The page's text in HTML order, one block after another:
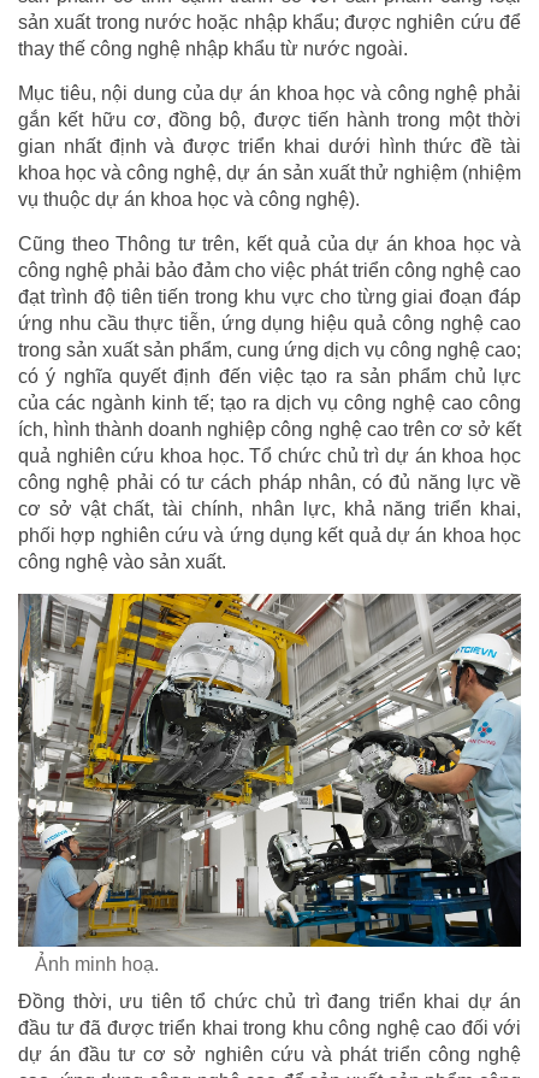
sản xuất trong nước hoặc nhập khẩu; được nghiên cứu để
thay thế công nghệ nhập khẩu từ nước ngoài.
Mục tiêu, nội dung của dự án khoa học và công nghệ phải
gắn kết hữu cơ, đồng bộ, được tiến hành trong một thời
gian nhất định và được triển khai dưới hình thức đề tài
khoa học và công nghệ, dự án sản xuất thử nghiệm (nhiệm
vụ thuộc dự án khoa học và công nghệ).
Cũng theo Thông tư trên, kết quả của dự án khoa học và
công nghệ phải bảo đảm cho việc phát triển công nghệ cao
đạt trình độ tiên tiến trong khu vực cho từng giai đoạn đáp
ứng nhu cầu thực tiễn, ứng dụng hiệu quả công nghệ cao
trong sản xuất sản phẩm, cung ứng dịch vụ công nghệ cao;
có ý nghĩa quyết định đến việc tạo ra sản phẩm chủ lực
của các ngành kinh tế; tạo ra dịch vụ công nghệ cao công
ích, hình thành doanh nghiệp công nghệ cao trên cơ sở kết
quả nghiên cứu khoa học. Tổ chức chủ trì dự án khoa học
công nghệ phải có tư cách pháp nhân, có đủ năng lực về
cơ sở vật chất, tài chính, nhân lực, khả năng triển khai,
phối hợp nghiên cứu và ứng dụng kết quả dự án khoa học
công nghệ vào sản xuất.
Ảnh minh hoạ.
Đồng thời, ưu tiên tổ chức chủ trì đang triển khai dự án
đầu tư đã được triển khai trong khu công nghệ cao đối với
dự án đầu tư cơ sở nghiên cứu và phát triển công nghệ